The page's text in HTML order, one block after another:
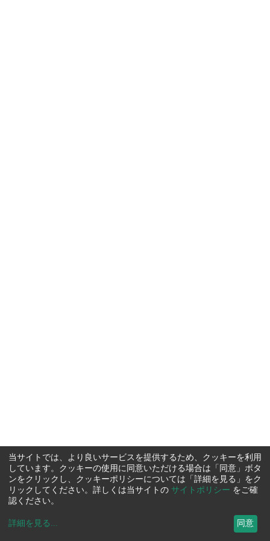
当サイトでは、より良いサービスを提供するため、クッキーを利用
しています。クッキーの使用に同意いただける場合は「同意」ボタ
ンをクリックし、クッキーポリシーについては「詳細を見る」をク
リックしてください。詳しくは当サイトの サイトポリシー をご確
認ください。
詳細を見る ... 同意